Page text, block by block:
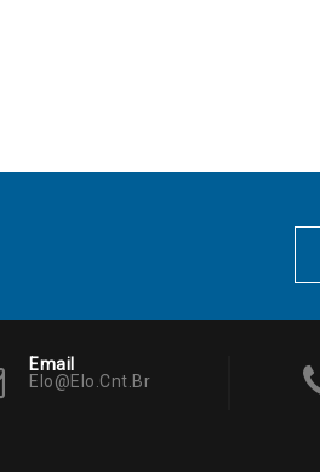
Email
Elo@elo.cnt.br